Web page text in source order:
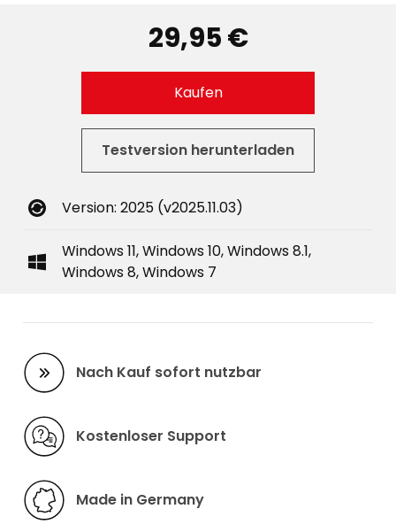
29,95 €
Kaufen
Testversion herunterladen
Version: 2025 (v2025.11.03)
Windows 11, Windows 10, Windows 8.1,
Windows 8, Windows 7
Nach Kauf sofort nutzbar
Kostenloser Support
Made in Germany